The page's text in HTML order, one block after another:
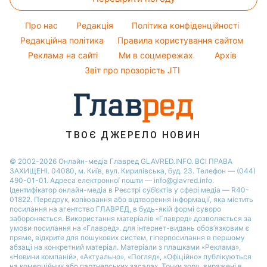
Олена Зеленська
Ані Лорак
Кейт Міддлтон
Алла Пугачова
Кімнатні рослини
Курс валют
Погода на сьогодні
Погода на завтра
Пилова буря
Про нас Редакція
Політика конфіденційності
Редакційна політика
Правила користування сайтом
Реклама на сайті
Ми в соцмережах
Архів
Звіт про прозорість JTI
ТВОЄ ДЖЕРЕЛО НОВИН
© 2002-2026 Онлайн-медіа Главред GLAVRED.INFO. ВСІ ПРАВА
ЗАХИЩЕНІ. 04080, м. Київ, вул. Кирилівська, буд. 23. Телефон — (044)
490-01-01. Адреса електронної пошти — info@glavred.info.
Ідентифікатор онлайн-медіа в Реєстрі суб’єктів у сфері медіа — R40-
01822. Передрук, копіювання або відтворення інформації, яка містить
посилання на агентство ГЛАВРЕД, в будь-якій формi суворо
забороняється. Використання матеріалів «Главред» дозволяється за
умови посилання на «Главред». для інтернет-видань обов’язковим є
пряме, відкрите для пошукових систем, гіперпосилання в першому
абзаці на конкретний матеріал. Матеріали з плашками «Реклама»,
«Новини компаній», «Актуально», «Погляд», «Офіційно» публікуються